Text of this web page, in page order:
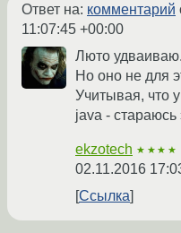
Ответ на: комментарий
11:07:45 +00:00
Люто
Но оно не для
Учитывая, что
java - стараюсь
ekzotech ★★★★
02.11.2016
Ссылка